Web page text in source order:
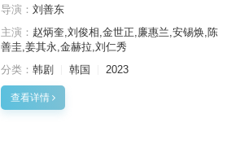
导演： 刘善东
主演： 赵炳奎,刘俊相,金世正,廉惠兰,安锡焕,陈
善圭,姜其永,金赫拉,刘仁秀
分类： 韩剧 韩国 2023
查看详情